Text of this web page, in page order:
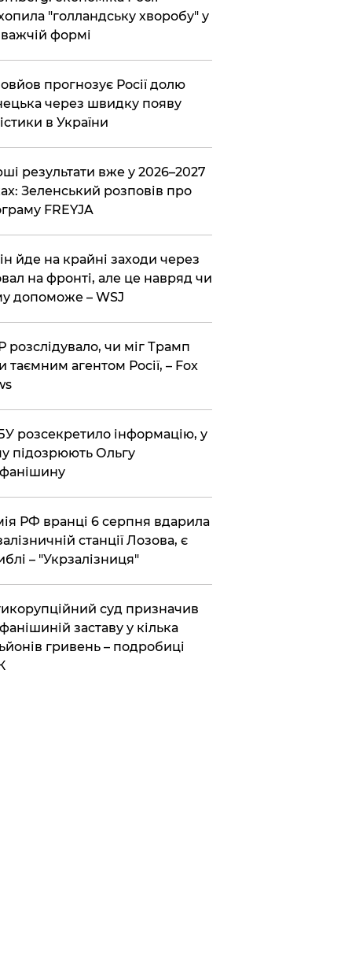
"голландську хворобу" у
формі
прогнозує Росії долю
через швидку появу
в України
результати вже у 2026–2027
Зеленський розповів про
FREYJA
йде на крайні заходи через
на фронті, але це навряд чи
допоможе – WSJ
розслідувало, чи міг Трамп
таємним агентом Росії, – Fox
розсекретило інформацію, у
підозрюють Ольгу
РФ вранці 6 серпня вдарила
станції Лозова, є
– "Укрзалізниця"
суд призначив
заставу у кілька
гривень – подробиці